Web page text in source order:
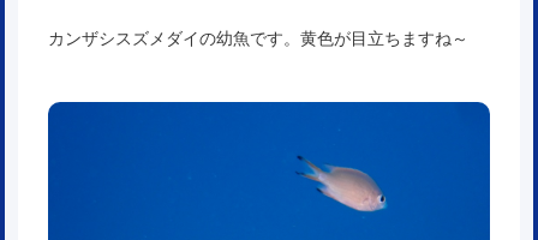
カンザシスズメダイの幼魚です。黄色が目立ちますね～